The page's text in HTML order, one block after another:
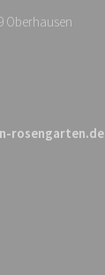
Oberhausen
rosengarten.de